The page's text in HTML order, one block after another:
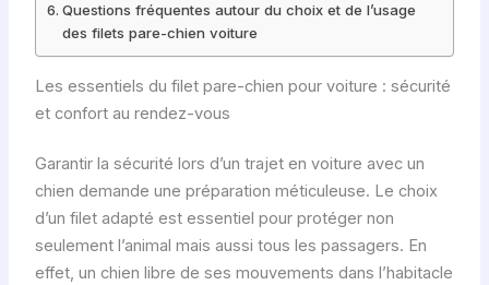
Questions fréquentes autour du choix et de l’usage
des filets pare-chien voiture
Les essentiels du filet pare-chien pour voiture : sécurité
et confort au rendez-vous
Garantir la sécurité lors d’un trajet en voiture avec un
chien demande une préparation méticuleuse. Le choix
d’un filet adapté est essentiel pour protéger non
seulement l’animal mais aussi tous les passagers. En
effet, un chien libre de ses mouvements dans l’habitacle